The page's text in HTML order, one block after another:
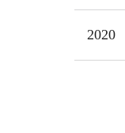
2020